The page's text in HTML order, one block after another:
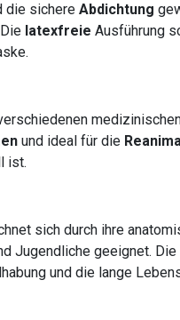
die sichereAbdichtung
latexfreie Ausführung
und ideal für die
ist.
sich durch ihre
Jugendliche geeignet.
und die lange